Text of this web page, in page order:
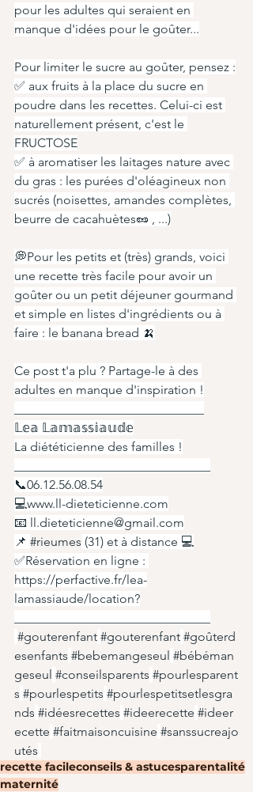
pour les adultes qui seraient en
manque d'idées pour le goûter...
Pour limiter le sucre au goûter, pensez :
✅ aux fruits à la place du sucre en
poudre dans les recettes. Celui-ci est
naturellement présent, c'est le
FRUCTOSE
✅ à aromatiser les laitages nature avec
du gras : les purées d'oléagineux non
sucrés (noisettes, amandes complètes,
beurre de cacahuètes🥜 , ...)
💭Pour les petits et (très) grands, voici
une recette très facile pour avoir un
goûter ou un petit déjeuner gourmand
et simple en listes d'ingrédients ou à
faire : le banana bread 🍌
Ce post t'a plu ? Partage-le à des
adultes en manque d'inspiration !
𝕃𝕖𝕒 𝕃𝕒𝕞𝕒𝕤𝕤𝕚𝕒𝕦𝕕𝕖
La diététicienne des familles !
📞06.12.56.08.54
💻www.ll-dieteticienne.com
📧 ll.dieteticienne@gmail.com
📌 #rieumes (31) et à distance 💻
✅Réservation en ligne :
https://perfactive.fr/lea-
lamassiaude/location?
#gouterenfant #gouterenfant #goûterd
esenfants #bebemangeseul #bébéman
geseul #conseilsparents #pourlesparent
s #pourlespetits #pourlespetitsetlesgra
nds #idéesrecettes #ideerecette #ideer
ecette #faitmaisoncuisine #sanssucreajo
utés
recette facileconseils & astucesparentalité
maternité